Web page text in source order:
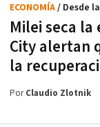
Milei seca la
City alertan
la
ECONOMÍA/ Desde
PorClaudio Zlotnik